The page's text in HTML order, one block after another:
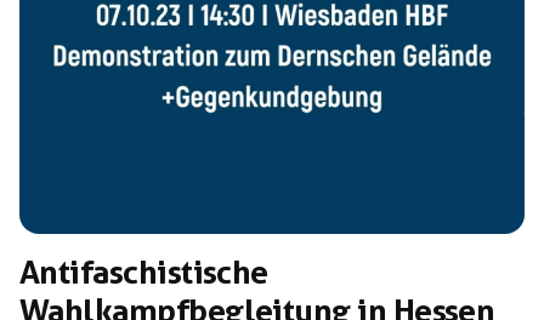
Antifaschistische
Wahlkampfbegleitung in Hessen